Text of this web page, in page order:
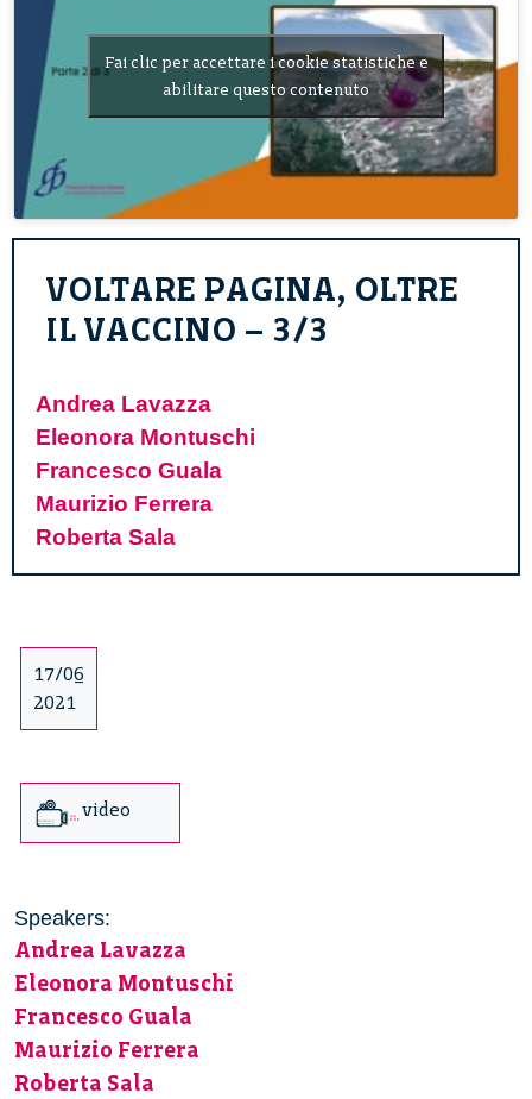
Fai clic per accettare i cookie statistiche e
abilitare questo contenuto
VOLTARE PAGINA, OLTRE
IL VACCINO – 3/3
Andrea Lavazza
Eleonora Montuschi
Francesco Guala
Maurizio Ferrera
Roberta Sala
17/06
2021
video
Speakers:
Andrea Lavazza
Eleonora Montuschi
Francesco Guala
Maurizio Ferrera
Roberta Sala